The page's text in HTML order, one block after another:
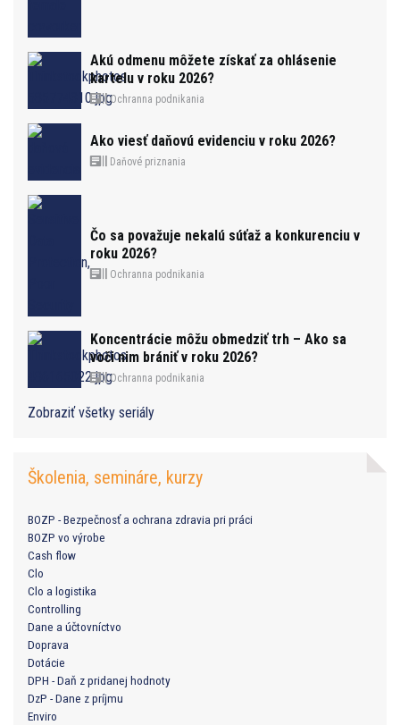
Akú odmenu môžete získať za ohlásenie
kartelu v roku 2026?
Ochranna podnikania
Ako viesť daňovú evidenciu v roku 2026?
Daňové priznania
Čo sa považuje nekalú súťaž a konkurenciu v
roku 2026?
Ochranna podnikania
Koncentrácie môžu obmedziť trh – Ako sa
voči nim brániť v roku 2026?
Ochranna podnikania
Zobraziť všetky seriály
Školenia, semináre, kurzy
BOZP - Bezpečnosť a ochrana zdravia pri práci
BOZP vo výrobe
Cash flow
Clo
Clo a logistika
Controlling
Dane a účtovníctvo
Doprava
Dotácie
DPH - Daň z pridanej hodnoty
DzP - Dane z príjmu
Enviro